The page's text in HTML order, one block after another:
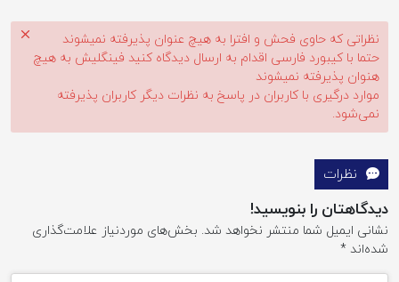
نظراتی که حاوی فحش و افترا به هیچ عنوان پذیرفته نمیشوند
حتما با کیبورد فارسی اقدام به ارسال دیدگاه کنید فینگلیش به هیچ
هنوان پذیرفته نمیشوند
موارد درگیری با کاربران در پاسخ به نظرات دیگر کاربران پذیرفته
نمی‌شود.
نظرات
دیدگاهتان را بنویسید!
نشانی ایمیل شما منتشر نخواهد شد. بخش‌های موردنیاز علامت‌گذاری
شده‌اند *